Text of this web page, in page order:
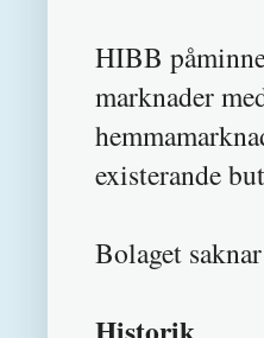
HIBB
marknader
existerande
Bolaget